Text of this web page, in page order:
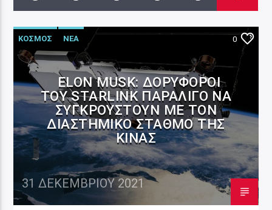
ΚΟΣΜΟΣ ΝΕΑ 0
ELON MUSK: ΔΟΡΥΦΌΡΟΙ
ΤΟΥ STARLINK ΠΑΡΑΛΊΓΟ ΝΑ
ΣΥΓΚΡΟΥΣΤΟΎΝ ΜΕ ΤΟΝ
ΔΙΑΣΤΗΜΙΚΌ ΣΤΑΘΜΌ ΤΗΣ
ΚΊΝΑΣ
31 ΔΕΚΕΜΒΡΊΟΥ 2021